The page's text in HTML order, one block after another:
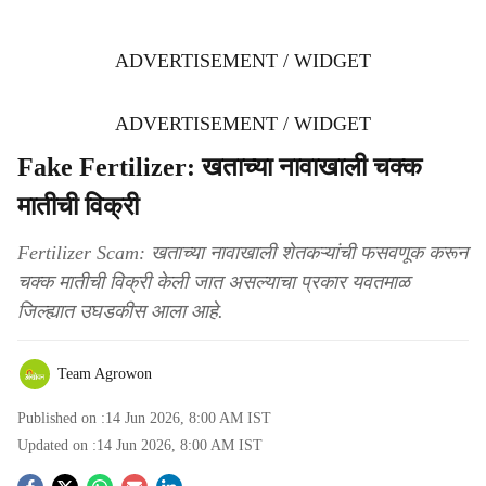
ADVERTISEMENT / WIDGET
ADVERTISEMENT / WIDGET
Fake Fertilizer: खताच्या नावाखाली चक्क
मातीची विक्री
Fertilizer Scam: खताच्या नावाखाली शेतकऱ्यांची फसवणूक करून
चक्क मातीची विक्री केली जात असल्याचा प्रकार यवतमाळ
जिल्ह्यात उघडकीस आला आहे.
Team Agrowon
Published on :14 Jun 2026, 8:00 AM IST
Updated on :14 Jun 2026, 8:00 AM IST